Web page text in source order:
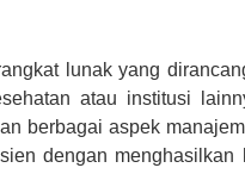
lunak yang
atau institusi
berbagai aspek
dengan menghasilkan